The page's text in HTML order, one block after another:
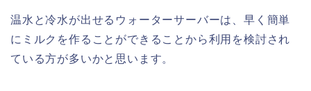
温水と冷水が出せるウォーターサーバーは、早く簡単
にミルクを作ることができることから利用を検討され
ている方が多いかと思います。